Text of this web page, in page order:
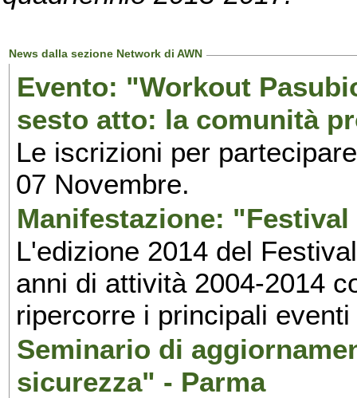
News dalla sezione Network di AWN
Evento: "Workout
sesto atto: la comunità
Le iscrizioni per
07 Novembre.
Manifestazione:
L'edizione 2014 del
anni di attività 2004-2014
ripercorre i principali
Seminario di
sicurezza" - Parma